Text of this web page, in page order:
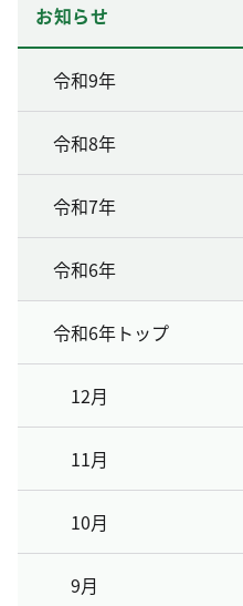
お知らせ
令和9年
令和8年
令和7年
令和6年
令和6年トップ
12月
11月
10月
9月